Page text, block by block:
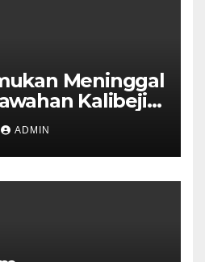
Meninggal
Kalibeji,
Tidak Ada
ADMIN